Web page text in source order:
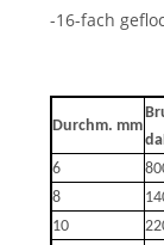
-16-fach
Durchm. mm
6
8
10